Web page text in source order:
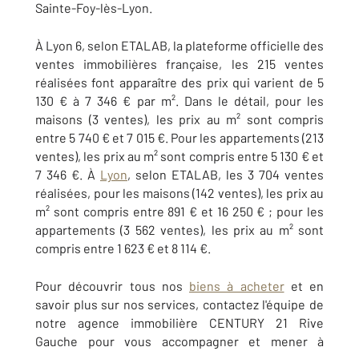
Sainte-Foy-lès-Lyon.
À Lyon 6, selon ETALAB, la plateforme officielle des
ventes immobilières française, les 215 ventes
réalisées font apparaître des prix qui varient de 5
130 € à 7 346 € par m². Dans le détail, pour les
maisons (3 ventes), les prix au m² sont compris
entre 5 740 € et 7 015 €. Pour les appartements (213
ventes), les prix au m² sont compris entre 5 130 € et
7 346 €. À Lyon, selon ETALAB, les 3 704 ventes
réalisées, pour les maisons (142 ventes), les prix au
m² sont compris entre 891 € et 16 250 € ; pour les
appartements (3 562 ventes), les prix au m² sont
compris entre 1 623 € et 8 114 €.
Pour découvrir tous nos biens à acheteret en
savoir plus sur nos services, contactez l'équipe de
notre agence immobilière CENTURY 21 Rive
Gauche pour vous accompagner et mener à